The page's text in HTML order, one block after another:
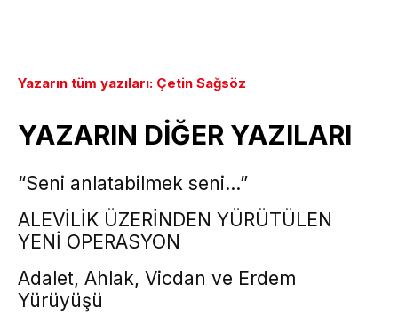
Yazarın tüm yazıları: Çetin Sağsöz
YAZARIN DİĞER YAZILARI
“Seni anlatabilmek seni…”
ALEVİLİK ÜZERİNDEN YÜRÜTÜLEN
YENİ OPERASYON
Adalet, Ahlak, Vicdan ve Erdem
Yürüyüşü